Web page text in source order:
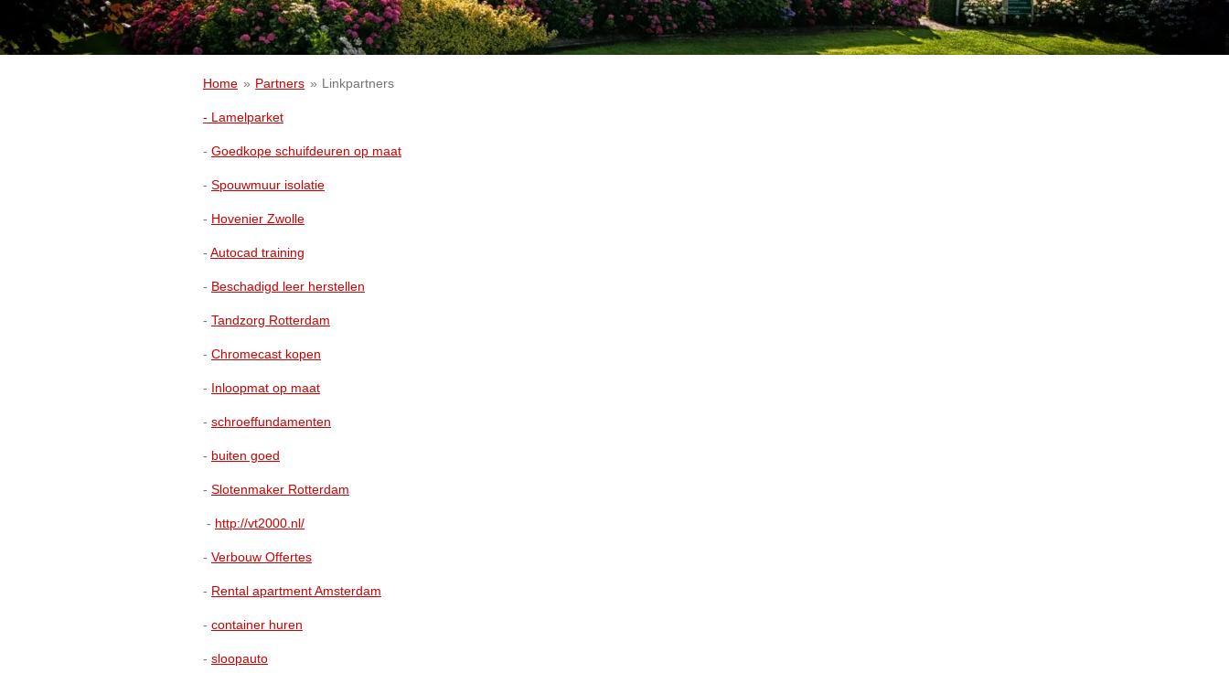
Home » Partners » Linkpartners
- Lamelparket
- Goedkope schuifdeuren op maat
- Spouwmuur isolatie
- Hovenier Zwolle
- Autocad training
- Beschadigd leer herstellen
- Tandzorg Rotterdam
- Chromecast kopen
- Inloopmat op maat
- schroeffundamenten
- buiten goed
- Slotenmaker Rotterdam
- http://vt2000.nl/
- Verbouw Offertes
- Rental apartment Amsterdam
- container huren
- sloopauto